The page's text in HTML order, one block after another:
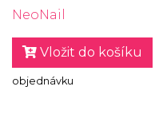
NeoNail
Vložit do košíku
objednávku